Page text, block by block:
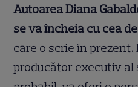
Autoarea Diana
se va încheia cu cea
care o scrie în prezent.
producător executiv al